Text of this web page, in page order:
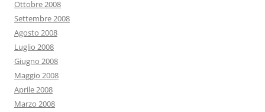
Ottobre 2008
Settembre 2008
Agosto 2008
Luglio 2008
Giugno 2008
Maggio 2008
Aprile 2008
Marzo 2008